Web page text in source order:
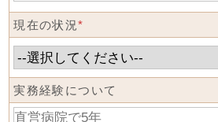
現在の状況*
実務経験について